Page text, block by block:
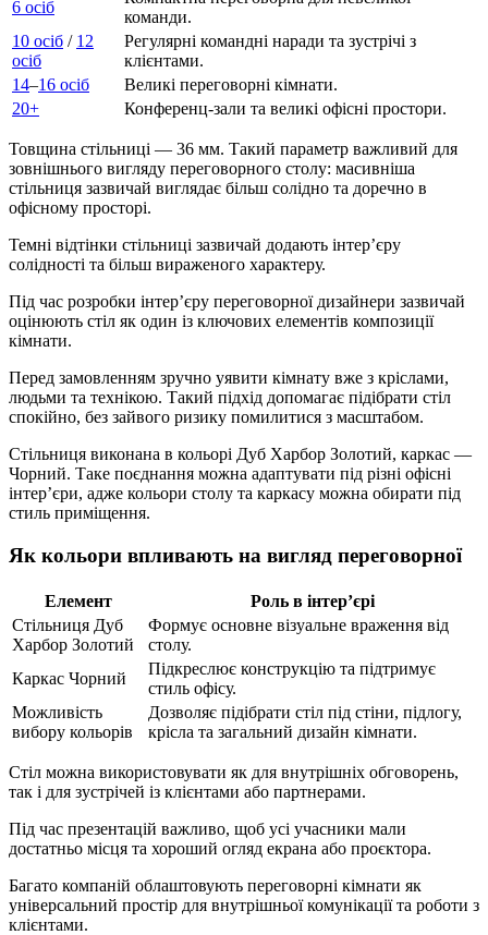
6 осіб
команди.
10 осіб / 12
осіб
Регулярні командні наради та зустрічі з
клієнтами.
14–16 осіб
Великі переговорні кімнати.
20+
Конференц-зали та великі офісні простори.
Товщина стільниці — 36 мм. Такий параметр важливий для
зовнішнього вигляду переговорного столу: масивніша
стільниця зазвичай виглядає більш солідно та доречно в
офісному просторі.
Темні відтінки стільниці зазвичай додають інтер’єру
солідності та більш вираженого характеру.
Під час розробки інтер’єру переговорної дизайнери зазвичай
оцінюють стіл як один із ключових елементів композиції
кімнати.
Перед замовленням зручно уявити кімнату вже з кріслами,
людьми та технікою. Такий підхід допомагає підібрати стіл
спокійно, без зайвого ризику помилитися з масштабом.
Стільниця виконана в кольорі Дуб Харбор Золотий, каркас —
Чорний. Таке поєднання можна адаптувати під різні офісні
інтер’єри, адже кольори столу та каркасу можна обирати під
стиль приміщення.
Як кольори впливають на вигляд переговорної
Елемент
Роль в інтер’єрі
Стільниця Дуб
Харбор Золотий
Формує основне візуальне враження від
столу.
Каркас Чорний
Підкреслює конструкцію та підтримує
стиль офісу.
Можливість
вибору кольорів
Дозволяє підібрати стіл під стіни, підлогу,
крісла та загальний дизайн кімнати.
Стіл можна використовувати як для внутрішніх обговорень,
так і для зустрічей із клієнтами або партнерами.
Під час презентацій важливо, щоб усі учасники мали
достатньо місця та хороший огляд екрана або проєктора.
Багато компаній облаштовують переговорні кімнати як
універсальний простір для внутрішньої комунікації та роботи з
клієнтами.